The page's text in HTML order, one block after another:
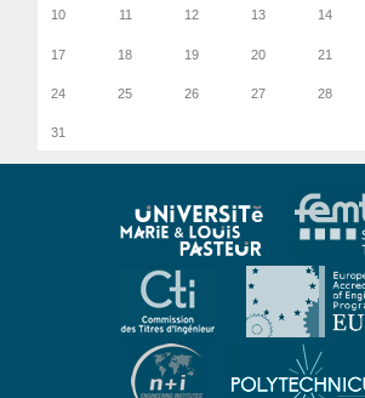
10 11 12 13 14
17 18 19 20 21
24 25 26 27 28
31